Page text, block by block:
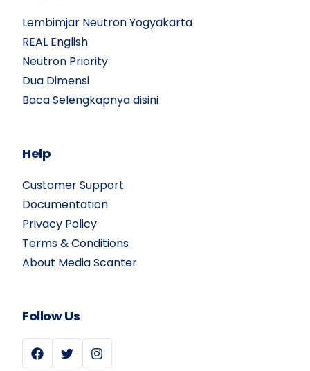
Lembimjar Neutron Yogyakarta
REAL English
Neutron Priority
Dua Dimensi
Baca Selengkapnya disini
Help
Customer Support
Documentation
Privacy Policy
Terms & Conditions
About Media Scanter
Follow Us